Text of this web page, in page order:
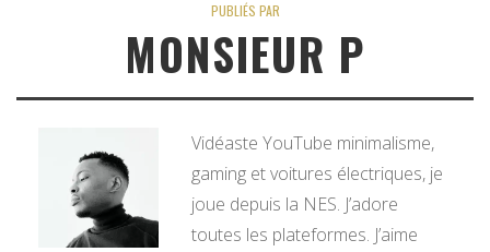
PUBLIÉS PAR
MONSIEUR P
Vidéaste YouTube minimalisme,
gaming et voitures électriques, je
joue depuis la NES. J’adore
toutes les plateformes. J’aime